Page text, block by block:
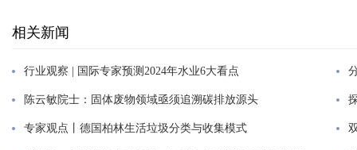
相关新闻
行业观察 | 国际专家预测2024年水业6大看点
陈云敏院士：固体废物领域亟须追溯碳排放源头
专家观点丨德国柏林生活垃圾分类与收集模式